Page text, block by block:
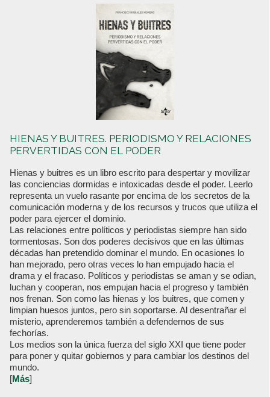
HIENAS Y BUITRES. PERIODISMO Y RELACIONES
PERVERTIDAS CON EL PODER
Hienas y buitres es un libro escrito para despertar y movilizar
las conciencias dormidas e intoxicadas desde el poder. Leerlo
representa un vuelo rasante por encima de los secretos de la
comunicación moderna y de los recursos y trucos que utiliza el
poder para ejercer el dominio.
Las relaciones entre políticos y periodistas siempre han sido
tormentosas. Son dos poderes decisivos que en las últimas
décadas han pretendido dominar el mundo. En ocasiones lo
han mejorado, pero otras veces lo han empujado hacia el
drama y el fracaso. Políticos y periodistas se aman y se odian,
luchan y cooperan, nos empujan hacia el progreso y también
nos frenan. Son como las hienas y los buitres, que comen y
limpian huesos juntos, pero sin soportarse. Al desentrañar el
misterio, aprenderemos también a defendernos de sus
fechorías.
Los medios son la única fuerza del siglo XXI que tiene poder
para poner y quitar gobiernos y para cambiar los destinos del
mundo.
[Más]